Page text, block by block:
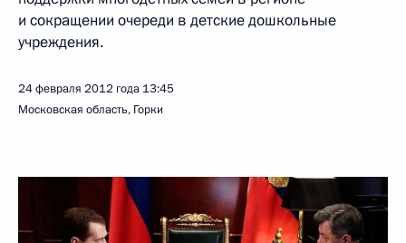
и сокращении очереди в детские дошкольные
учреждения.
24 февраля 2012 года 13:45
Московская область, Горки